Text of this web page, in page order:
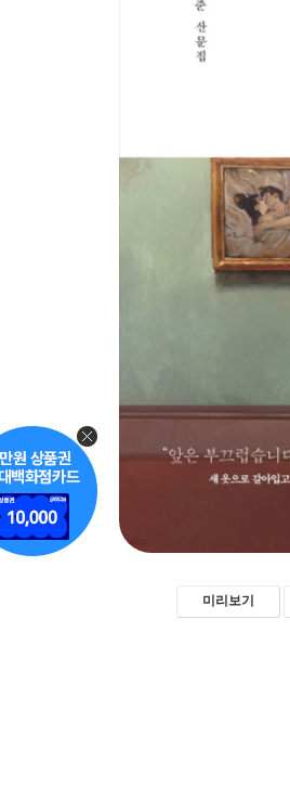
미리보기